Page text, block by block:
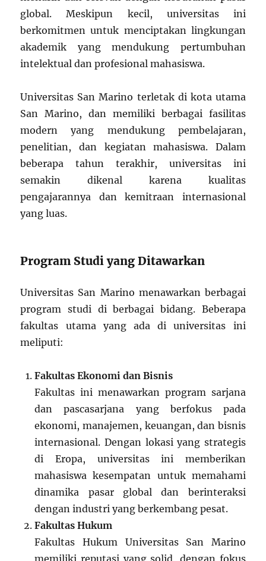
global. Meskipun kecil, universitas ini
berkomitmen untuk menciptakan lingkungan
akademik yang mendukung pertumbuhan
intelektual dan profesional mahasiswa.
Universitas San Marino terletak di kota utama
San Marino, dan memiliki berbagai fasilitas
modern yang mendukung pembelajaran,
penelitian, dan kegiatan mahasiswa. Dalam
beberapa tahun terakhir, universitas ini
semakin dikenal karena kualitas
pengajarannya dan kemitraan internasional
yang luas.
Program Studi yang Ditawarkan
Universitas San Marino menawarkan berbagai
program studi di berbagai bidang. Beberapa
fakultas utama yang ada di universitas ini
meliputi:
Fakultas Ekonomi dan Bisnis
Fakultas ini menawarkan program sarjana
dan pascasarjana yang berfokus pada
ekonomi, manajemen, keuangan, dan bisnis
internasional. Dengan lokasi yang strategis
di Eropa, universitas ini memberikan
mahasiswa kesempatan untuk memahami
dinamika pasar global dan berinteraksi
dengan industri yang berkembang pesat.
Fakultas Hukum
Fakultas Hukum Universitas San Marino